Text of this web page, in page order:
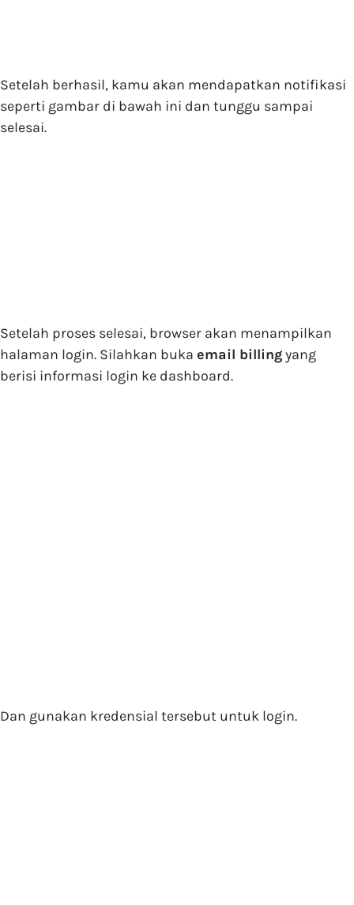
Setelah berhasil, kamu akan mendapatkan notifikasi
seperti gambar di bawah ini dan tunggu sampai
selesai.
Setelah proses selesai, browser akan menampilkan
halaman login. Silahkan buka email billingyang
berisi informasi login ke dashboard.
Dan gunakan kredensial tersebut untuk login.